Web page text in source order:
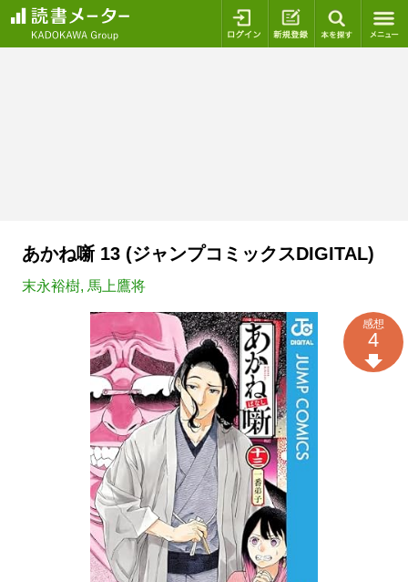
ログイン 新規登録
あかね噺 13 (ジャンプコミックスDIGITAL)
末永裕樹, 馬上鷹将
感想
4